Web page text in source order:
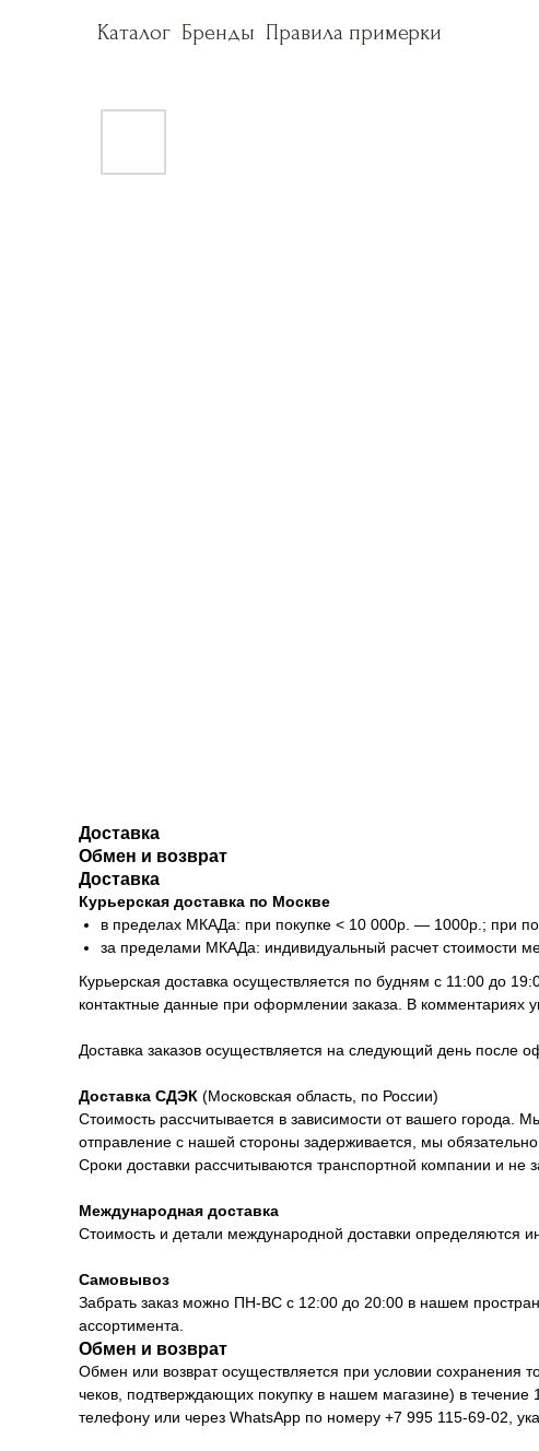
Каталог Бренды Правила примерки
Каталог Бренды Правила примерки
Доставка
Обмен и возврат
Доставка
Курьерская доставка по Москве
в пределах МКАДа: при покупке < 10 000р. — 1000р.; при
за пределами МКАДа: индивидуальный расчет стоимости
Курьерская доставка осуществляется по будням с 11:00 до
контактные данные при оформлении заказа. В комментариях
Доставка заказов осуществляется на следующий день после
Доставка СДЭК (Московская область, по России)
Стоимость рассчитывается в зависимости от вашего города.
отправление с нашей стороны задерживается, мы
Сроки доставки рассчитываются транспортной компании и не
Международная доставка
Стоимость и детали международной доставки определяются
Самовывоз
Забрать заказ можно ПН-ВС с 12:00 до 20:00 в нашем
ассортимента.
Обмен и возврат
Обмен или возврат осуществляется при условии сохранения
чеков, подтверждающих покупку в нашем магазине) в
телефону или через WhatsApp по номеру +7 995 115-69-02,